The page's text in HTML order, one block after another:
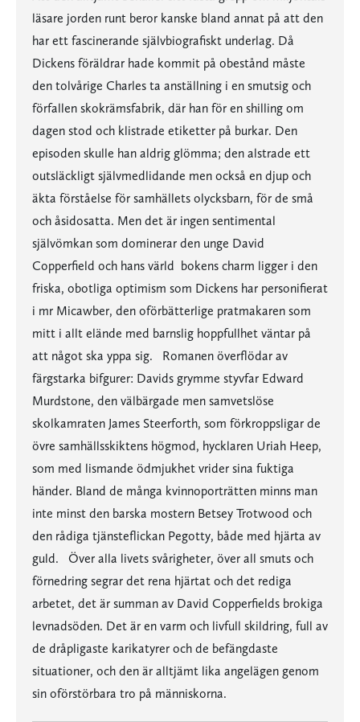
läsare jorden runt beror kanske bland annat på att den
har ett fascinerande självbiografiskt underlag. Då
Dickens föräldrar hade kommit på obestånd måste
den tolvårige Charles ta anställning i en smutsig och
förfallen skokrämsfabrik, där han för en shilling om
dagen stod och klistrade etiketter på burkar. Den
episoden skulle han aldrig glömma; den alstrade ett
outsläckligt självmedlidande men också en djup och
äkta förståelse för samhällets olycksbarn, för de små
och åsidosatta. Men det är ingen sentimental
självömkan som dominerar den unge David
Copperfield och hans värld  bokens charm ligger i den
friska, obotliga optimism som Dickens har personifierat
i mr Micawber, den oförbätterlige pratmakaren som
mitt i allt elände med barnslig hoppfullhet väntar på
att något ska yppa sig. Romanen överflödar av
färgstarka bifgurer: Davids grymme styvfar Edward
Murdstone, den välbärgade men samvetslöse
skolkamraten James Steerforth, som förkroppsligar de
övre samhällsskiktens högmod, hycklaren Uriah Heep,
som med lismande ödmjukhet vrider sina fuktiga
händer. Bland de många kvinnoporträtten minns man
inte minst den barska mostern Betsey Trotwood och
den rådiga tjänsteflickan Pegotty, både med hjärta av
guld. Över alla livets svårigheter, över all smuts och
förnedring segrar det rena hjärtat och det rediga
arbetet, det är summan av David Copperfields brokiga
levnadsöden. Det är en varm och livfull skildring, full av
de dråpligaste karikatyrer och de befängdaste
situationer, och den är alltjämt lika angelägen genom
sin oförstörbara tro på människorna.